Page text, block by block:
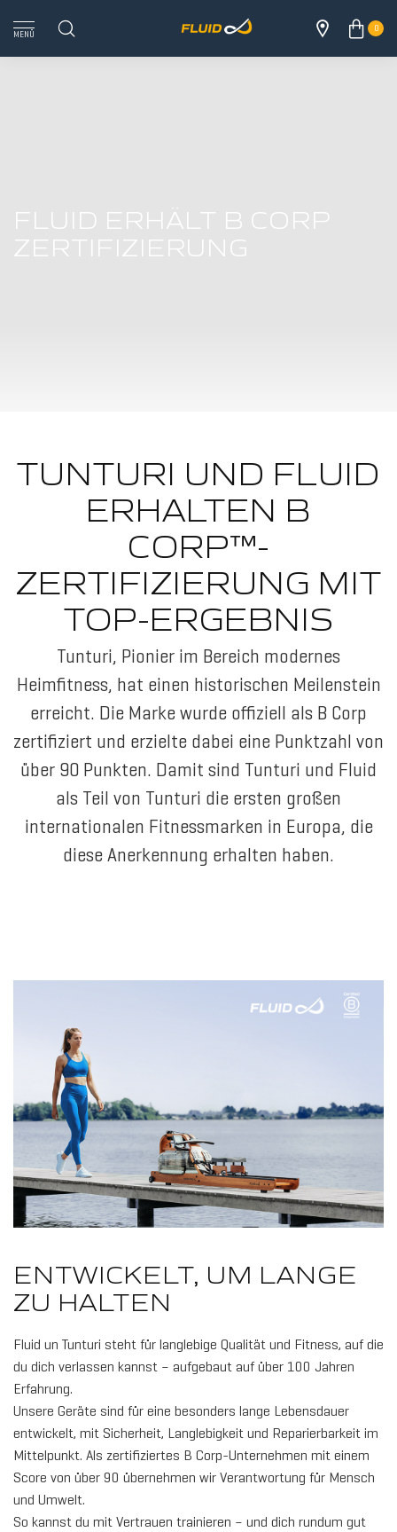
MENÜ
0
FLUID ERHÄLT B CORP
ZERTIFIZIERUNG
TUNTURI UND FLUID
ERHALTEN B
CORP™-
ZERTIFIZIERUNG MIT
TOP-ERGEBNIS
Tunturi, Pionier im Bereich modernes
Heimfitness, hat einen historischen Meilenstein
erreicht. Die Marke wurde offiziell als B Corp
zertifiziert und erzielte dabei eine Punktzahl von
über 90 Punkten. Damit sind Tunturi und Fluid
als Teil von Tunturi die ersten großen
internationalen Fitnessmarken in Europa, die
diese Anerkennung erhalten haben.
ENTWICKELT, UM LANGE
ZU HALTEN
Fluid un Tunturi steht für langlebige Qualität und Fitness, auf die
du dich verlassen kannst – aufgebaut auf über 100 Jahren
Erfahrung.
Unsere Geräte sind für eine besonders lange Lebensdauer
entwickelt, mit Sicherheit, Langlebigkeit und Reparierbarkeit im
Mittelpunkt. Als zertifiziertes B Corp-Unternehmen mit einem
Score von über 90 übernehmen wir Verantwortung für Mensch
und Umwelt.
So kannst du mit Vertrauen trainieren – und dich rundum gut